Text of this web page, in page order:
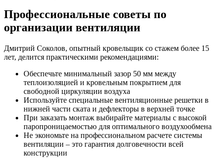
Профессиональные советы по
организации вентиляции
Дмитрий Соколов, опытный кровельщик со стажем более 15
лет, делится практическими рекомендациями:
Обеспечьте минимальный зазор 50 мм между
теплоизоляцией и кровельным покрытием для
свободной циркуляции воздуха
Используйте специальные вентиляционные решетки в
нижней части ската и дефлекторы в верхней точке
При заказать монтаж выбирайте материалы с высокой
паропроницаемостью для оптимального воздухообмена
Не экономьте на профессиональном расчете системы
вентиляции – это гарантия долговечности всей
конструкции